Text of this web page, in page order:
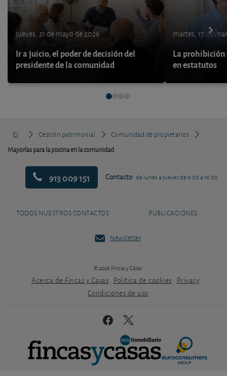
jueves, 21 de mayo de 2026
Ir a juicio, el poder de decisión del
presidente de la comunidad
martes, 17 de
La
en estatutos
Gestión patrimonial
Comunidad de propietarios
Mayorías para la piscina en la comunidad
913 009 151 Contacto de lunes a jueves de 9:00 a 16:00
TODOS NUESTROS CONTACTOS PUBLICACIONES
Newsletter
© 2026 Fincas y Casas
Acerca de Fincas y Casas Política de cookies
Privacy
Condiciones de uso